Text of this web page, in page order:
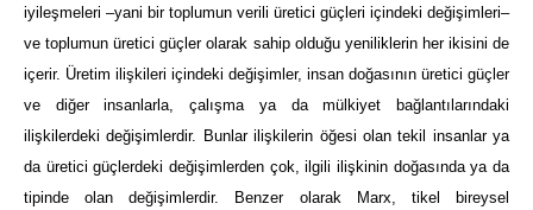
iyileşmeleri –yani bir toplumun verili üretici güçleri içindeki değişimleri–
ve toplumun üretici güçler olarak sahip olduğu yeniliklerin her ikisini de
içerir. Üretim ilişkileri içindeki değişimler, insan doğasının üretici güçler
ve diğer insanlarla, çalışma ya da mülkiyet bağlantılarındaki
ilişkilerdeki değişimlerdir. Bunlar ilişkilerin öğesi olan tekil insanlar ya
da üretici güçlerdeki değişimlerden çok, ilgili ilişkinin doğasında ya da
tipinde olan değişimlerdir. Benzer olarak Marx, tikel bireysel